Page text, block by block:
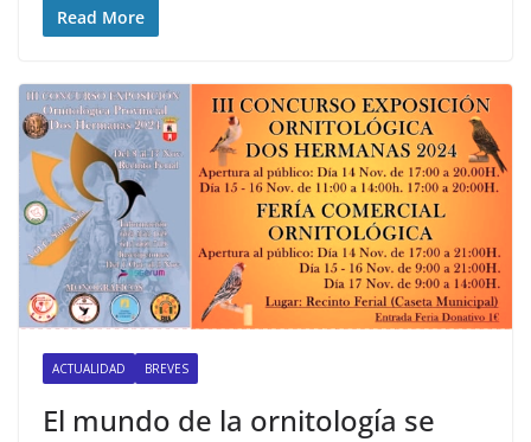
Read More
ACTUALIDAD BREVES
El mundo de la ornitología se